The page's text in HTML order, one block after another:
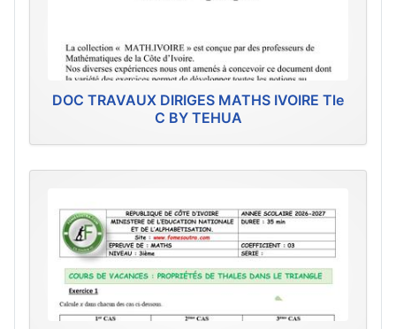
DOC TRAVAUX DIRIGES MATHS IVOIRE Tle
C BY TEHUA